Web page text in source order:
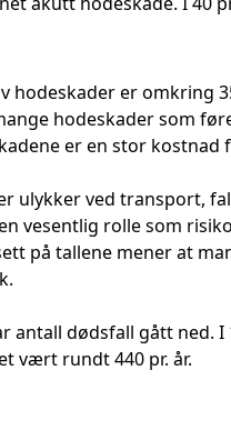
hodeskader er omkring
hodeskader som
er en stor kostnad
ulykker ved transport,
vesentlig rolle som
på tallene mener at
antall dødsfall gått ned. I
vært rundt 440 pr. år.